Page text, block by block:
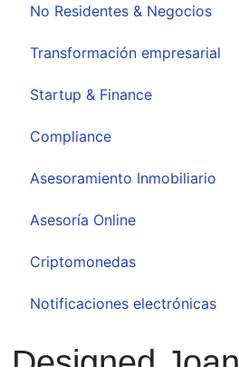
No Residentes & Negocios
Transformación empresarial
Startup & Finance
Compliance
Asesoramiento Inmobiliario
Asesoría Online
Criptomonedas
Notificaciones electrónicas